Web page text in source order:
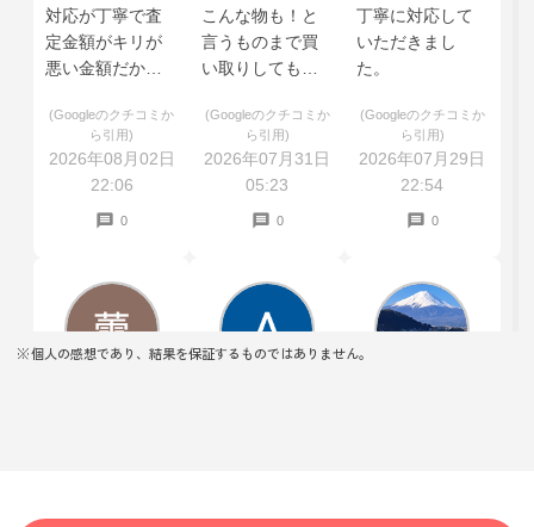
対応が丁寧で査
定金額がキリが
悪い金額だから
てくださいまし
(Googleのクチコミか
ら引用)
2026年08月02日
22:06
0
こんな物も！と
言うものまで買
い取りしてもら
(Googleのクチコミか
ら引用)
2026年07月31日
05:23
0
丁寧に対応して
いただきまし
た。
(Googleのクチコミか
ら引用)
2026年07月29日
22:54
0
くださってあり
明していただき
形を買い取り依
個人の感想であり、結果を保証するものではありません。